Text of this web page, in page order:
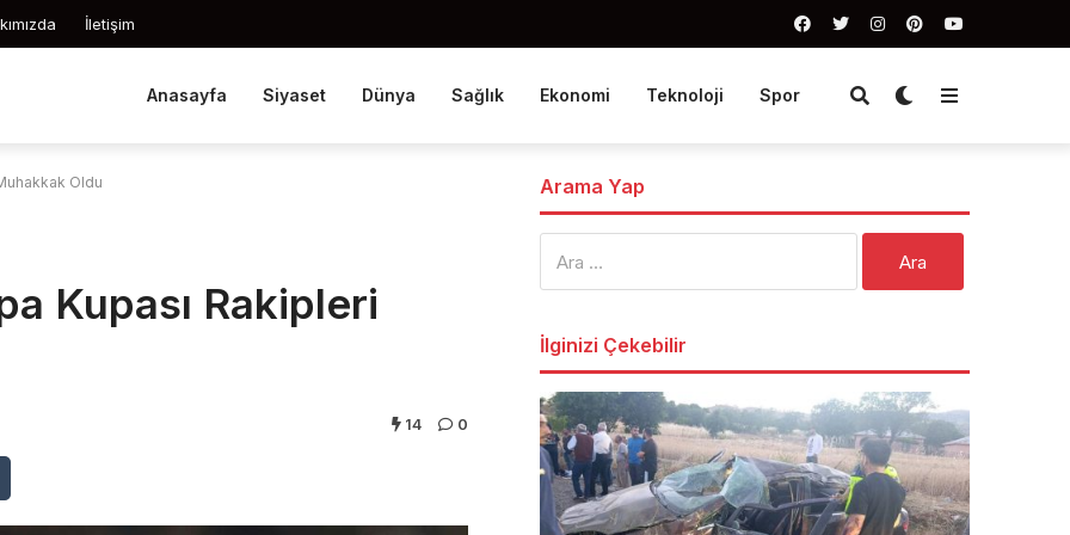
İletişim
Anasayfa Siyaset Dünya Sağlık Ekonomi Teknoloji Spor
Oldu
Kupası Rakipleri
14 0
Arama Yap
İlginizi Çekebilir